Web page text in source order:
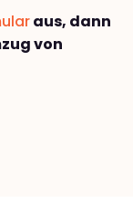
aus, dann
von